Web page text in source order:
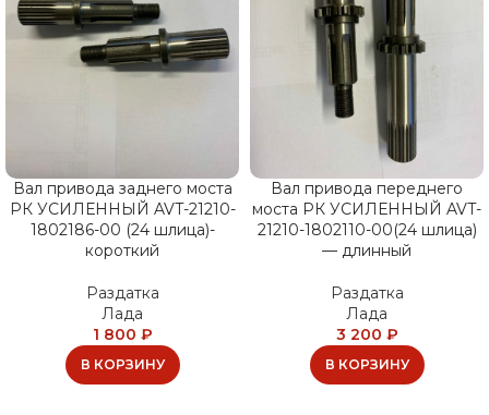
Вал привода заднего моста
РК УСИЛЕННЫЙ AVT-21210-
1802186-00 (24 шлица)-
короткий
Раздатка
Лада
1 800 ₽
В КОРЗИНУ
Вал привода переднего
моста РК УСИЛЕННЫЙ AVT-
21210-1802110-00(24 шлица)
— длинный
Раздатка
Лада
3 200 ₽
В КОРЗИНУ